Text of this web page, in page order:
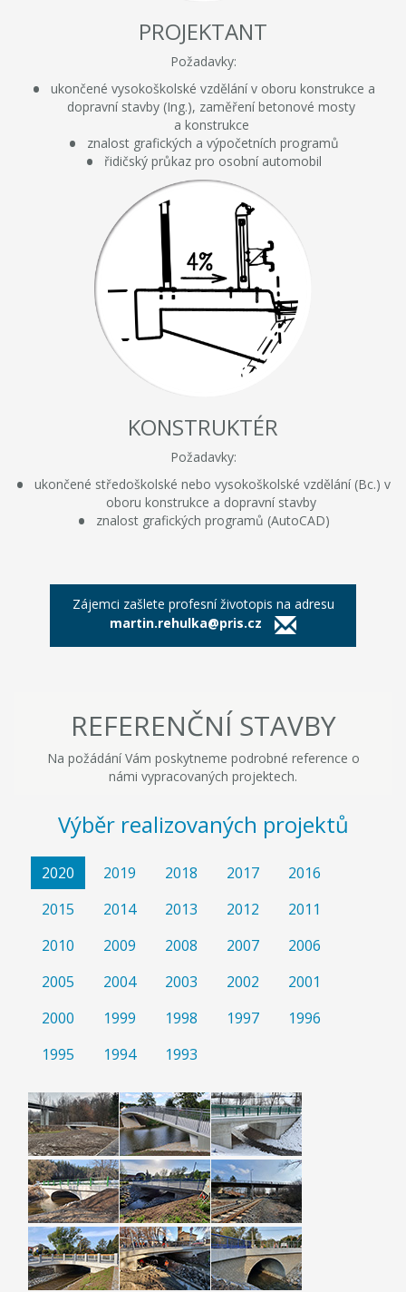
PROJEKTANT
Požadavky:
ukončené vysokoškolské vzdělání v oboru konstrukce a
dopravní stavby (Ing.), zaměření betonové mosty
a konstrukce
znalost grafických a výpočetních programů
řidičský průkaz pro osobní automobil
KONSTRUKTÉR
Požadavky:
ukončené středoškolské nebo vysokoškolské vzdělání (Bc.) v
oboru konstrukce a dopravní stavby
znalost grafických programů (AutoCAD)
Zájemci zašlete profesní životopis na adresu
martin.rehulka@pris.cz
REFERENČNÍ STAVBY
Na požádání Vám poskytneme podrobné reference o
námi vypracovaných projektech.
Výběr realizovaných projektů
2020 2019 2018 2017
2016
2015
2014 2013 2012
2011
2010
2009 2008 2007
2006
2005
2004 2003 2002
2001
2000
1999 1998 1997
1996
1995
1994 1993